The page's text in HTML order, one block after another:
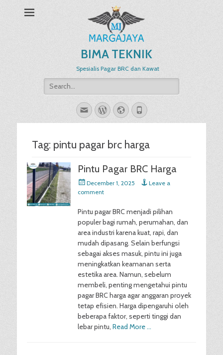
BIMA TEKNIK
Spesialis Pagar BRC dan Kawat
Search
for:
EmailWordPress
WebsitePhone
Tag: pintu pagar brc harga
Pintu Pagar BRC Harga
Posted
on
December 1, 2025
Leave a
comment
Pintu pagar BRC menjadi pilihan
populer bagi rumah, perumahan, dan
area industri karena kuat, rapi, dan
mudah dipasang. Selain berfungsi
sebagai akses masuk, pintu ini juga
meningkatkan keamanan serta
estetika area. Namun, sebelum
membeli, penting mengetahui pintu
pagar BRC harga agar anggaran proyek
tetap efisien. Harga dipengaruhi oleh
beberapa faktor, seperti tinggi dan
lebar pintu, Read More …